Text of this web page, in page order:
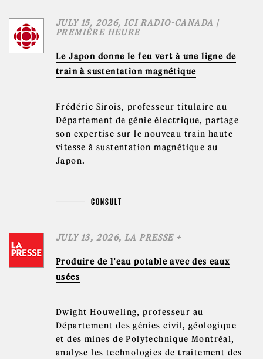
JULY 15, 2026, ICI RADIO-CANADA |
PREMIÈRE HEURE
Le Japon donne le feu vert à une ligne de
train à sustentation magnétique
Frédéric Sirois, professeur titulaire au
Département de génie électrique, partage
son expertise sur le nouveau train haute
vitesse à sustentation magnétique au
Japon.
CONSULT
JULY 13, 2026, LA PRESSE +
Produire de l’eau potable avec des eaux
usées
Dwight Houweling, professeur au
Département des génies civil, géologique
et des mines de Polytechnique Montréal,
analyse les technologies de traitement des